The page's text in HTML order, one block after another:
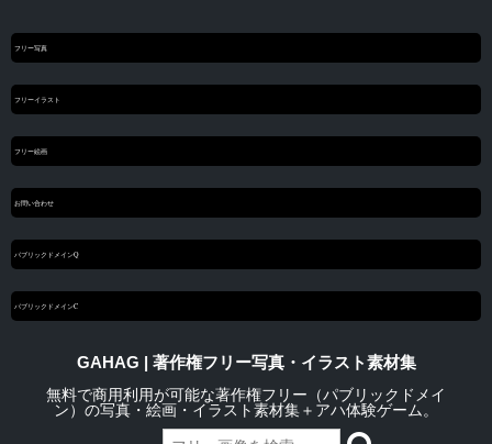
フリー写真
フリーイラスト
フリー絵画
お問い合わせ
パブリックドメインQ
パブリックドメインC
GAHAG | 著作権フリー写真・イラスト素材集
無料で商用利用が可能な著作権フリー（パブリックドメイ
ン）の写真・絵画・イラスト素材集＋アハ体験ゲーム。